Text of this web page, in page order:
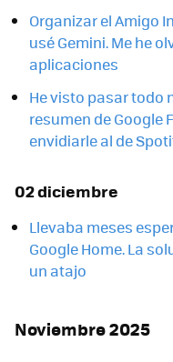
Organizar el Amigo
usé Gemini. Me he
aplicaciones
He visto pasar todo
resumen de Google
envidiarle al de
02 diciembre
Llevaba meses
Google Home. La
un atajo
Noviembre 2025